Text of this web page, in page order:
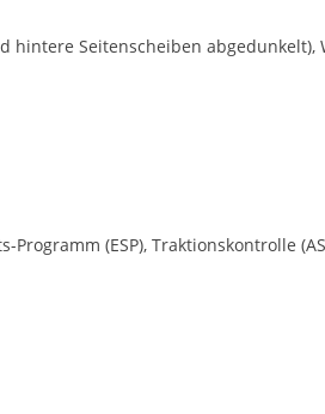
hintere Seitenscheiben abgedunkelt),
(ESP), Traktionskontrolle